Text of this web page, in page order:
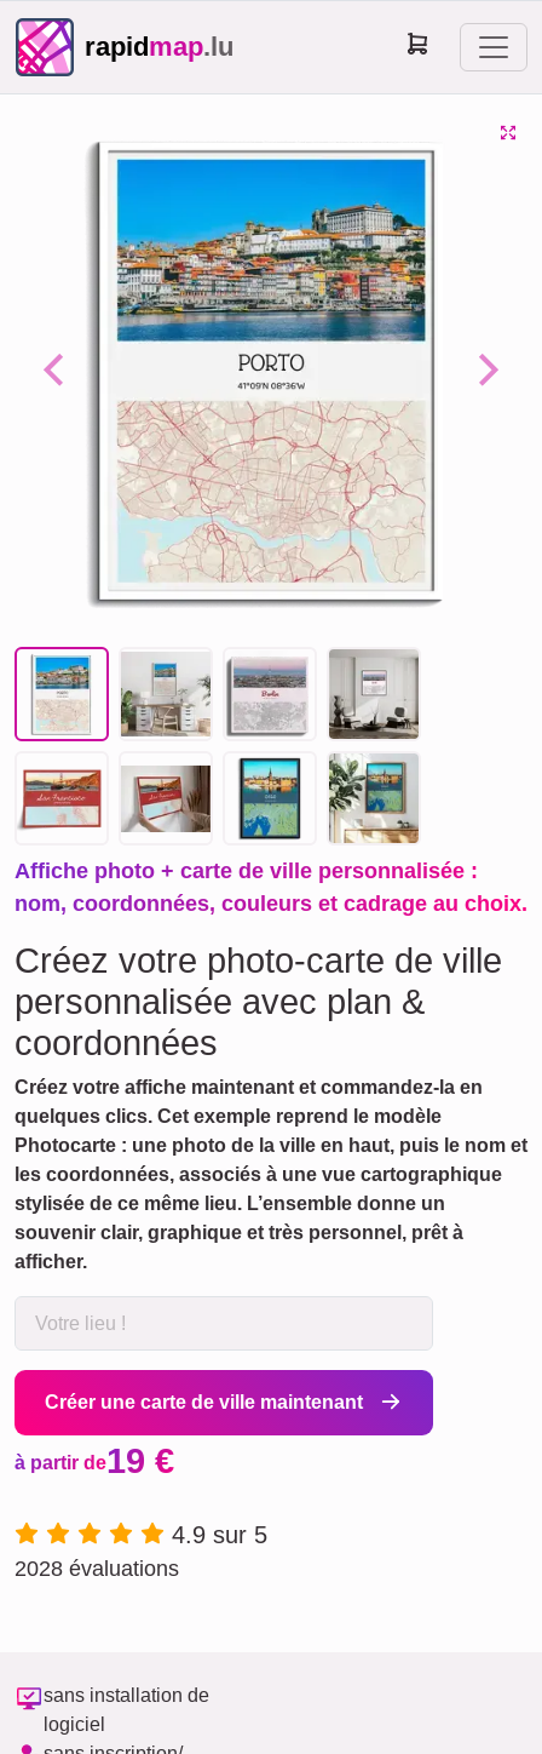
rapidmap.lu
Previous Next
Affiche photo + carte de ville personnalisée :
nom, coordonnées, couleurs et cadrage au choix.
Créez votre photo-carte de ville
personnalisée avec plan &
coordonnées
Créez votre affiche maintenant et commandez-la en
quelques clics. Cet exemple reprend le modèle
Photocarte : une photo de la ville en haut, puis le nom et
les coordonnées, associés à une vue cartographique
stylisée de ce même lieu. L’ensemble donne un
souvenir clair, graphique et très personnel, prêt à
afficher.
Créer une carte de ville maintenant
à partir de19 €
4.9 sur 5
2028 évaluations
sans installation de
logiciel